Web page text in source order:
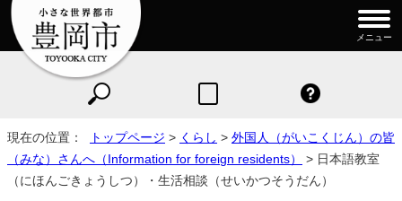
メニュー
現在の位置： トップページ > くらし > 外国人（がいこくじん）の皆
（みな）さんへ（Information for foreign residents）
> 日本語教室
（にほんごきょうしつ）・生活相談（せいかつそうだん）